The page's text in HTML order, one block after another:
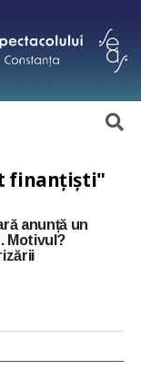
finanțiști"
anunță un
Motivul?